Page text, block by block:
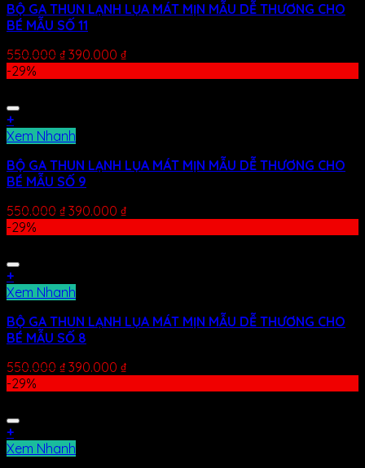
BỘ GA THUN LẠNH LỤA MÁT MỊN MẪU DỄ THƯƠNG CHO
BÉ MẪU SỐ 11
550.000 ₫ 390.000 ₫
-29%
+
Xem Nhanh
BỘ GA THUN LẠNH LỤA MÁT MỊN MẪU DỄ THƯƠNG CHO
BÉ MẪU SỐ 9
550.000 ₫ 390.000 ₫
-29%
+
Xem Nhanh
BỘ GA THUN LẠNH LỤA MÁT MỊN MẪU DỄ THƯƠNG CHO
BÉ MẪU SỐ 8
550.000 ₫ 390.000 ₫
-29%
+
Xem Nhanh